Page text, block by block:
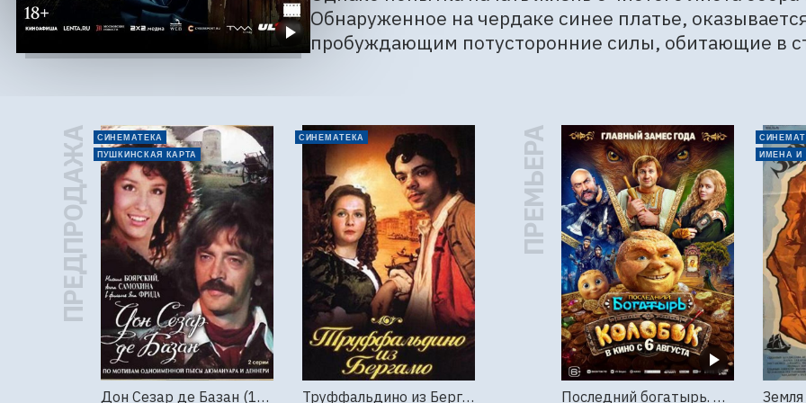
Обнаруженное на чердаке синее платье,
пробуждающим потусторонние силы, обитающие в
ПРЕДПРОДАЖА
СИНЕМАТЕКА
ПУШКИНСКАЯ КАРТА
Дон Сезар де Базан (1989г., Ленфильм, 2 серии)
СИНЕМАТЕКА
Труффальдино из Бергамо (1976г., Ленфильм, 2 серии)
ПРЕМЬЕРА
Последний богатырь. Колобок
ИМЕНА И